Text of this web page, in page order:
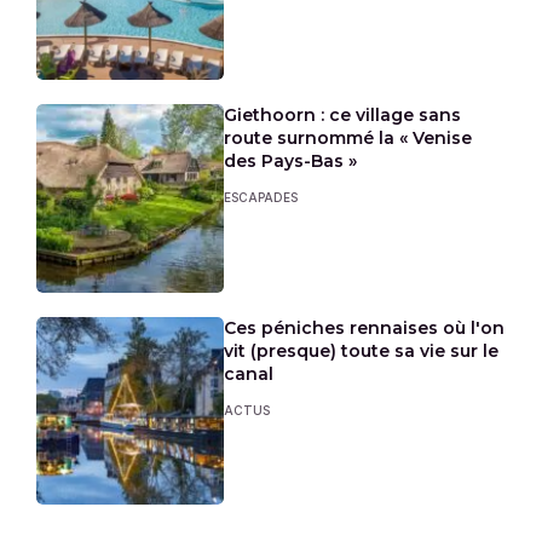
Giethoorn : ce village sans
route surnommé la « Venise
des Pays-Bas »
ESCAPADES
Ces péniches rennaises où l'on
vit (presque) toute sa vie sur le
canal
ACTUS